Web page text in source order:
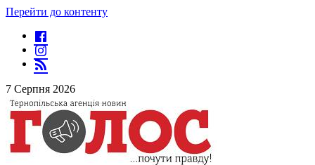
Перейти до контенту
7 Серпня 2026